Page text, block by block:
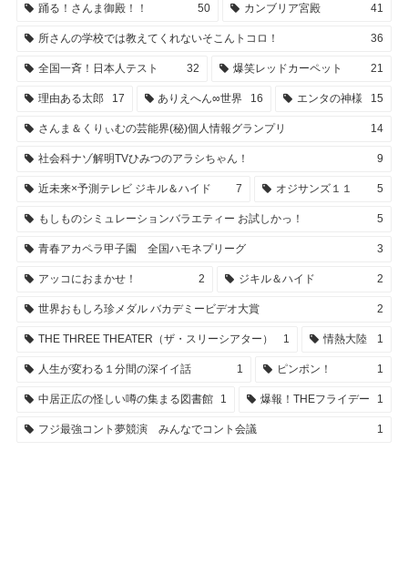
踊る！さんま御殿！！ 50 カンブリア宮殿 41
所さんの学校では教えてくれないそこんトコロ！ 36
全国一斉！日本人テスト 32 爆笑レッドカーペット 21
理由ある太郎 17 ありえへん∞世界 16 エンタの神様 15
さんま＆くりぃむの芸能界(秘)個人情報グランプリ 14
社会科ナゾ解明TVひみつのアラシちゃん！ 9
近未来×予測テレビ ジキル＆ハイド 7 オジサンズ１１ 5
もしものシミュレーションバラエティー お試しかっ！ 5
青春アカペラ甲子園 全国ハモネプリーグ 3
アッコにおまかせ！ 2 ジキル＆ハイド 2
世界おもしろ珍メダル バカデミービデオ大賞 2
THE THREE THEATER（ザ・スリーシアター） 1 情熱大陸 1
人生が変わる１分間の深イイ話 1 ピンポン！ 1
中居正広の怪しい噂の集まる図書館 1 爆報！THEフライデー 1
フジ最強コント夢競演 みんなでコント会議 1